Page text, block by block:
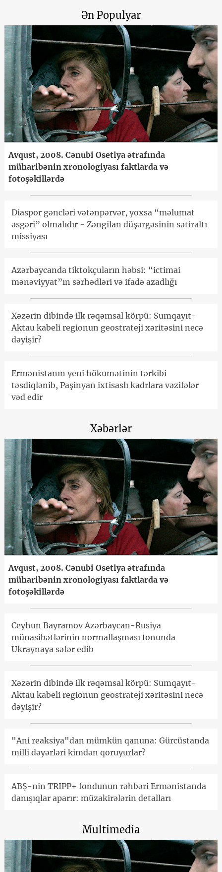
Ən Populyar
Avqust, 2008. Cənubi Osetiya ətrafında
müharibənin xronologiyası faktlarda və
fotoşəkillərdə
Diaspor gəncləri vətənpərvər, yoxsa “məlumat
əsgəri” olmalıdır - Zəngilan düşərgəsinin sətiraltı
missiyası
Azərbaycanda tiktokçuların həbsi: “ictimai
mənəviyyat”ın sərhədləri və ifadə azadlığı
Xəzərin dibində ilk rəqəmsal körpü: Sumqayıt-
Aktau kabeli regionun geostrateji xəritəsini necə
dəyişir?
Ermənistanın yeni hökumətinin tərkibi
təsdiqlənib, Paşinyan ixtisaslı kadrlara vəzifələr
vəd edir
Xəbərlər
Avqust, 2008. Cənubi Osetiya ətrafında
müharibənin xronologiyası faktlarda və
fotoşəkillərdə
Ceyhun Bayramov Azərbaycan-Rusiya
münasibətlərinin normallaşması fonunda
Ukraynaya səfər edib
Xəzərin dibində ilk rəqəmsal körpü: Sumqayıt-
Aktau kabeli regionun geostrateji xəritəsini necə
dəyişir?
"Ani reaksiya"dan mümkün qanuna: Gürcüstanda
milli dəyərləri kimdən qoruyurlar?
ABŞ-nin TRIPP+ fondunun rəhbəri Ermənistanda
danışıqlar aparır: müzakirələrin detalları
Multimedia